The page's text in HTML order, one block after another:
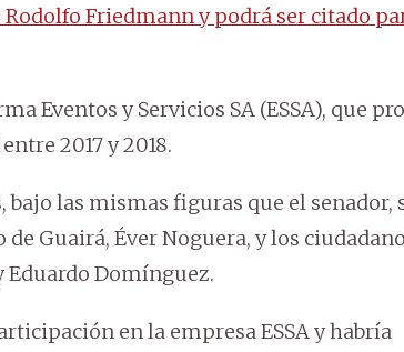
Friedmann y podrá ser citado
Eventos y Servicios SA (ESSA), que
2017 y 2018.
bajo las mismas figuras que el senador,
Guairá, Éver Noguera, y los
Domínguez.
en la empresa ESSA y habría